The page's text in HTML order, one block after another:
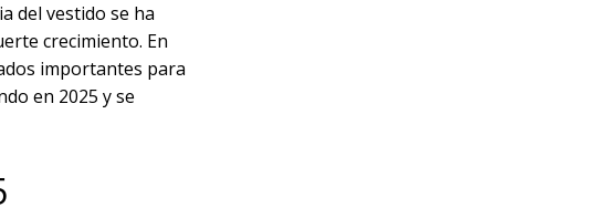
del vestido se ha
crecimiento. En
importantes para
en 2025 y se